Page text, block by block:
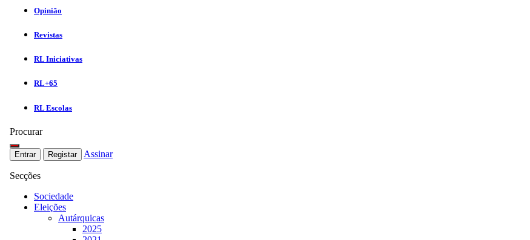
Opinião
Revistas
RL Iniciativas
RL+65
RL Escolas
Procurar
Entrar Registar Assinar
Secções
Sociedade
Eleições
Autárquicas
2025